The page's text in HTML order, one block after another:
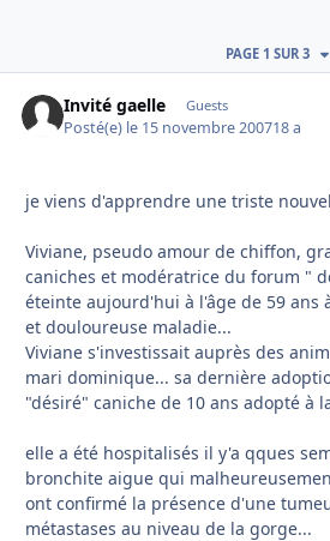
PAGE 1 SUR 3
Invité gaelle Guests
Posté(e) le 15 novembre 200718 a
je viens d'apprendre une triste
Viviane, pseudo amour de chiffon,
caniches et modératrice du forum "
éteinte aujourd'hui à l'âge de 59 ans
et douloureuse maladie...
Viviane s'investissait auprès des
mari dominique... sa dernière
"désiré" caniche de 10 ans adopté à
elle a été hospitalisés il y'a qques
bronchite aigue qui
ont confirmé la présence d'une
métastases au niveau de la gorge...